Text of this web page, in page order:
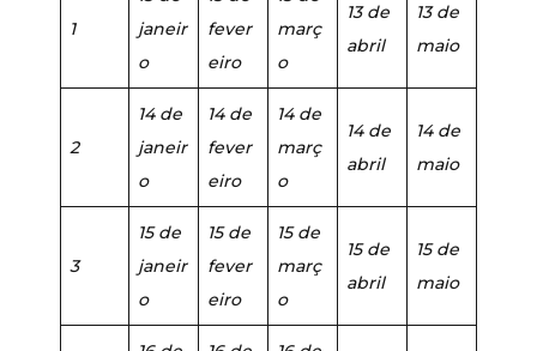
1
janeir
o
fever
eiro
març
o
13 de
abril
13 de
maio
2
14 de
janeir
o
14 de
fever
eiro
14 de
març
o
14 de
abril
14 de
maio
3
15 de
janeir
o
15 de
fever
eiro
15 de
març
o
15 de
abril
15 de
maio